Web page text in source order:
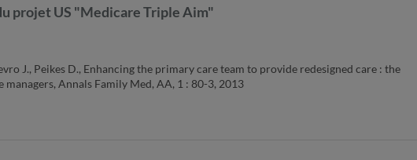
projet US "Medicare Triple Aim"
J., Peikes D., Enhancing the primary care team to provide redesigned care : the
Annals Family Med, AA, 1 : 80-3, 2013